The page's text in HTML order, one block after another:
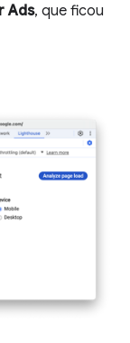
Ads, que ficou